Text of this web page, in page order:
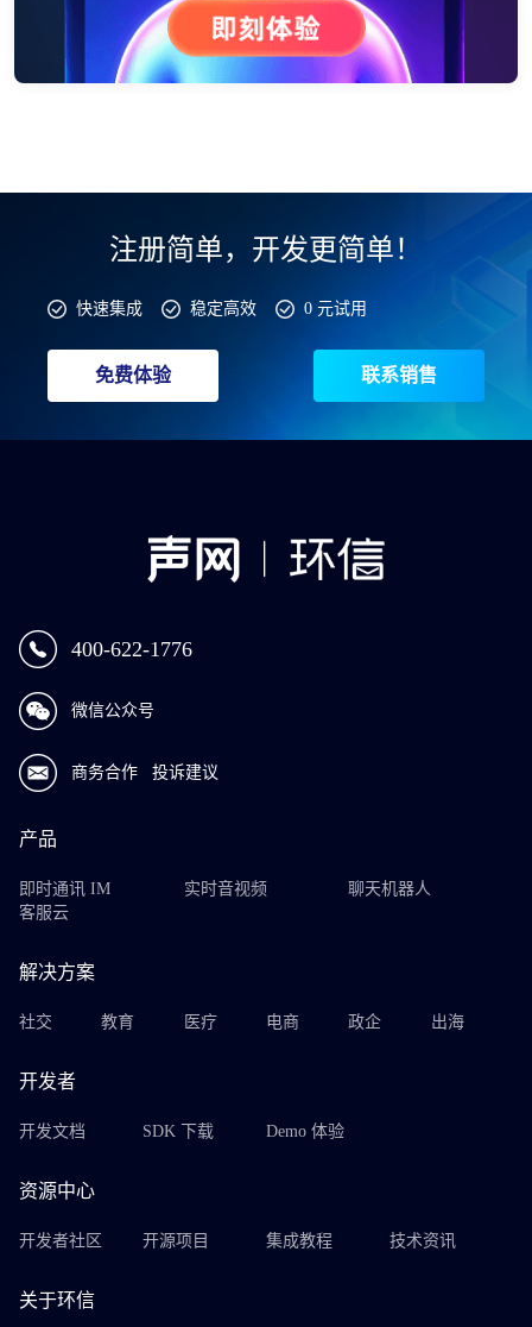
注册简单，开发更简单！
快速集成 稳定高效 0 元试用
免费体验 联系销售
400-622-1776
微信公众号
商务合作 投诉建议
产品
即时通讯 IM 实时音视频
聊天机器人
客服云
解决方案
社交 教育 医疗 电商 政企 出海
开发者
开发文档 SDK 下载 Demo 体验
资源中心
开发者社区 开源项目 集成教程 技术资讯
关于环信